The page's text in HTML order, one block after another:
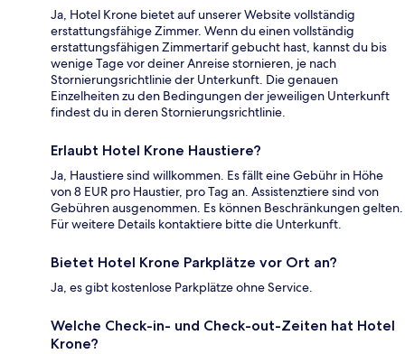
Ja, Hotel Krone bietet auf unserer Website vollständig
erstattungsfähige Zimmer. Wenn du einen vollständig
erstattungsfähigen Zimmertarif gebucht hast, kannst du bis
wenige Tage vor deiner Anreise stornieren, je nach
Stornierungsrichtlinie der Unterkunft. Die genauen
Einzelheiten zu den Bedingungen der jeweiligen Unterkunft
findest du in deren Stornierungsrichtlinie.
Erlaubt Hotel Krone Haustiere?
Ja, Haustiere sind willkommen. Es fällt eine Gebühr in Höhe
von 8 EUR pro Haustier, pro Tag an. Assistenztiere sind von
Gebühren ausgenommen. Es können Beschränkungen gelten.
Für weitere Details kontaktiere bitte die Unterkunft.
Bietet Hotel Krone Parkplätze vor Ort an?
Ja, es gibt kostenlose Parkplätze ohne Service.
Welche Check-in- und Check-out-Zeiten hat Hotel
Krone?